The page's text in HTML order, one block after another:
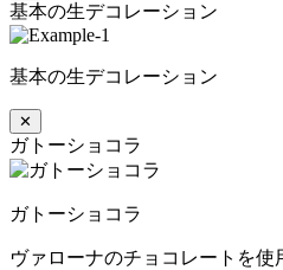
基本の生デコレーション
基本の生デコレーション
✕
ガトーショコラ
ガトーショコラ
ヴァローナのチョコレートを